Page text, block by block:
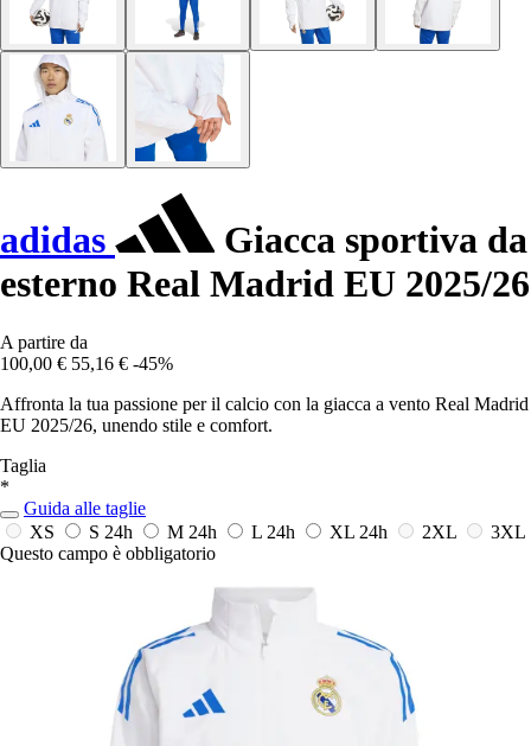
adidas
Giacca sportiva da
esterno Real Madrid EU 2025/26
A partire da
100,00 € 55,16 € -45%
Affronta la tua passione per il calcio con la giacca a vento Real Madrid
EU 2025/26, unendo stile e comfort.
Taglia
*
Guida alle taglie
XS
S 24h M 24h L 24h XL 24h 2XL
3XL
Questo campo è obbligatorio